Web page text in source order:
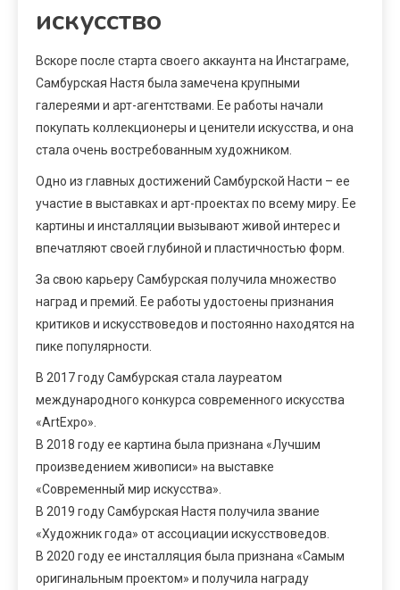
искусство
Вскоре после старта своего аккаунта на Инстаграме,
Самбурская Настя была замечена крупными
галереями и арт-агентствами. Ее работы начали
покупать коллекционеры и ценители искусства, и она
стала очень востребованным художником.
Одно из главных достижений Самбурской Насти – ее
участие в выставках и арт-проектах по всему миру. Ее
картины и инсталляции вызывают живой интерес и
впечатляют своей глубиной и пластичностью форм.
За свою карьеру Самбурская получила множество
наград и премий. Ее работы удостоены признания
критиков и искусствоведов и постоянно находятся на
пике популярности.
В 2017 году Самбурская стала лауреатом
международного конкурса современного искусства
«ArtExpo».
В 2018 году ее картина была признана «Лучшим
произведением живописи» на выставке
«Современный мир искусства».
В 2019 году Самбурская Настя получила звание
«Художник года» от ассоциации искусствоведов.
В 2020 году ее инсталляция была признана «Самым
оригинальным проектом» и получила награду